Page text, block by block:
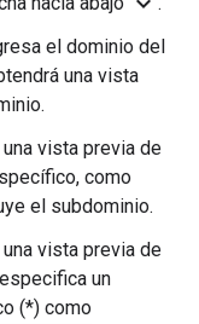
el dominio del
una vista
vista previa de
como
el subdominio.
vista previa de
un
(*) como